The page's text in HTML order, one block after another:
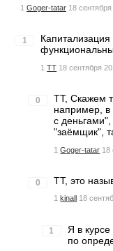
1 Goger-tatar 18
1
1 TT 18 сентября
0
TT, Скажем
например, в
с
"заёмщик",
1 Goger-tatar 18
0 TT, это
1 kinall 18
1
Я в
по